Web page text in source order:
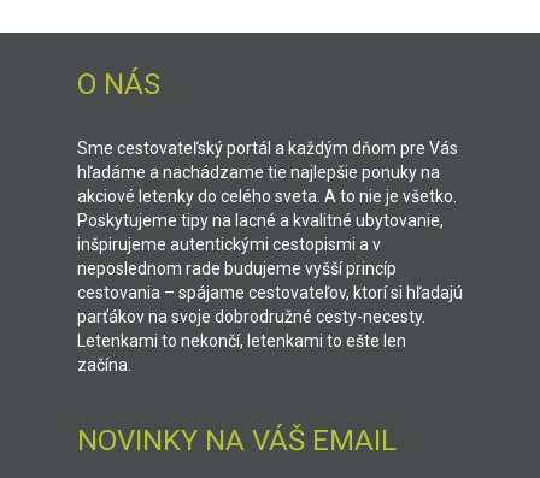
O NÁS
Sme cestovateľský portál a každým dňom pre Vás
hľadáme a nachádzame tie najlepšie ponuky na
akciové letenky do celého sveta. A to nie je všetko.
Poskytujeme tipy na lacné a kvalitné ubytovanie,
inšpirujeme autentickými cestopismi a v
neposlednom rade budujeme vyšší princíp
cestovania – spájame cestovateľov, ktorí si hľadajú
parťákov na svoje dobrodružné cesty-necesty.
Letenkami to nekončí, letenkami to ešte len
začína.
NOVINKY NA VÁŠ EMAIL